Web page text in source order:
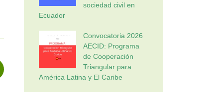
sociedad civil en
Ecuador
Convocatoria 2026
AECID: Programa
de Cooperación
Triangular para
América Latina y El Caribe